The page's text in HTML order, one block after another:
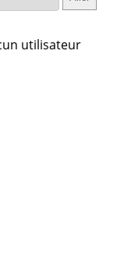
utilisateur